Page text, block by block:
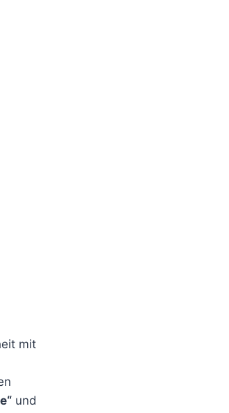
mit
und